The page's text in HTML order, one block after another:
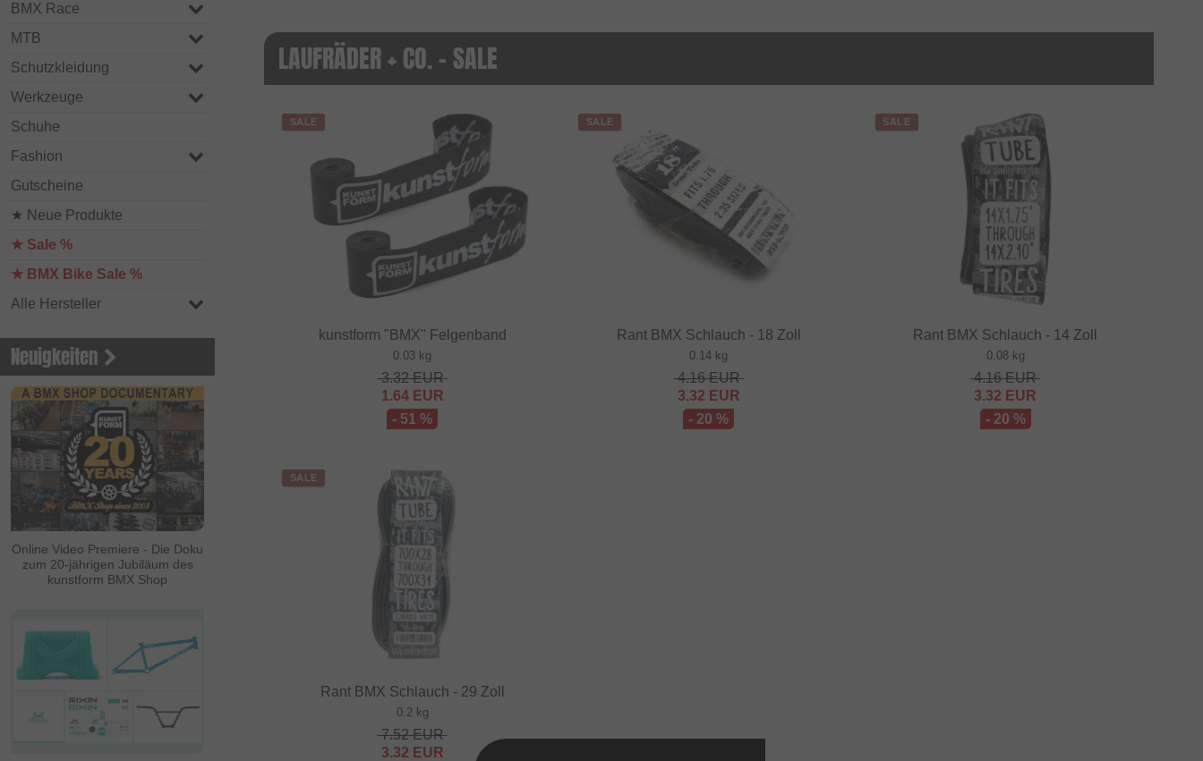
BMX Race
MTB
Schutzkleidung
Werkzeuge
Schuhe
Fashion
Gutscheine
★ Neue Produkte
★ Sale %
★ BMX Bike Sale %
Alle Hersteller
Neuigkeiten
Online Video Premiere - Die Doku
zum 20-jährigen Jubiläum des
kunstform BMX Shop
LAUFRÄDER + CO. - SALE
SALE
kunstform "BMX" Felgenband
0.03 kg
3.32EUR
1.64EUR
- 51 %
SALE
Rant BMX Schlauch - 18 Zoll
0.14 kg
4.16EUR
3.32 EUR
- 20 %
SALE
Rant BMX Schlauch - 14 Zoll
0.08 kg
4.16EUR
3.32 EUR
- 20 %
SALE
Rant BMX Schlauch - 29 Zoll
0.2 kg
7.52EUR
3.32 EUR